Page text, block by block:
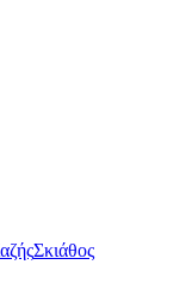
Σκιάθος